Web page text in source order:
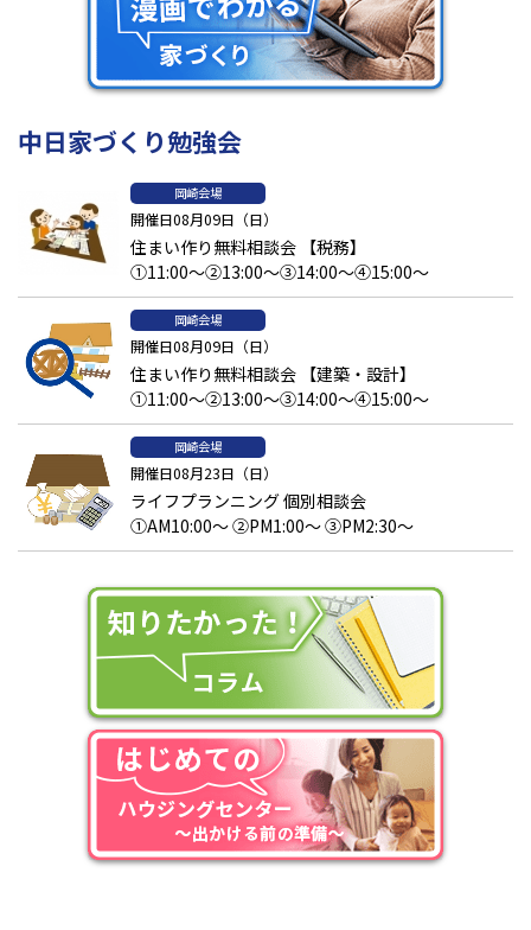
中日家づくり勉強会
岡崎会場
開催日08月09日（日）
住まい作り無料相談会 【税務】
①11:00～②13:00～③14:00～④15:00～
岡崎会場
開催日08月09日（日）
住まい作り無料相談会 【建築・設計】
①11:00～②13:00～③14:00～④15:00～
岡崎会場
開催日08月23日（日）
ライフプランニング 個別相談会
①AM10:00～ ②PM1:00～ ③PM2:30～